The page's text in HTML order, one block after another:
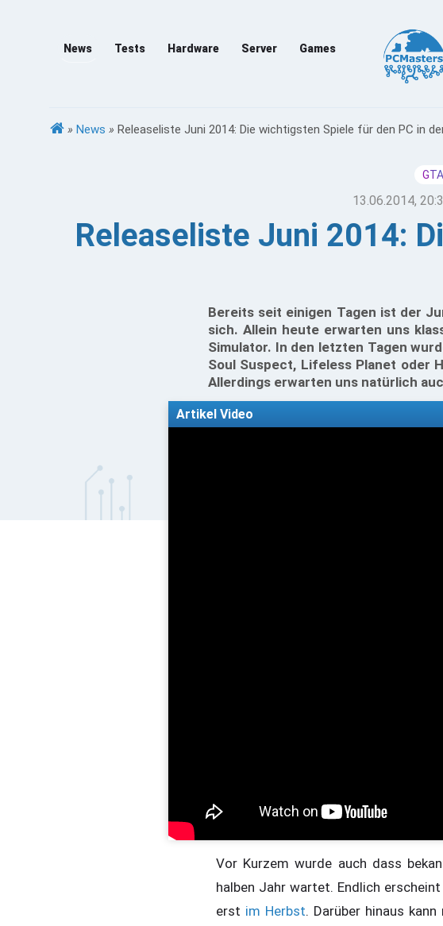
News Tests Hardware Server Games
» News » Releaseliste Juni 2014: Die wichtigsten Spiele für den PC in
13.06.2014,
Releaseliste Juni 2014:
Bereits seit einigen Tagen ist der
sich. Allein heute erwarten uns
Simulator. In den letzten Tagen
Soul Suspect, Lifeless Planet oder
Allerdings erwarten uns natürlich
Artikel Video
Vor Kurzem wurde auch dass
halben Jahr wartet. Endlich
erst im Herbst. Darüber hinaus